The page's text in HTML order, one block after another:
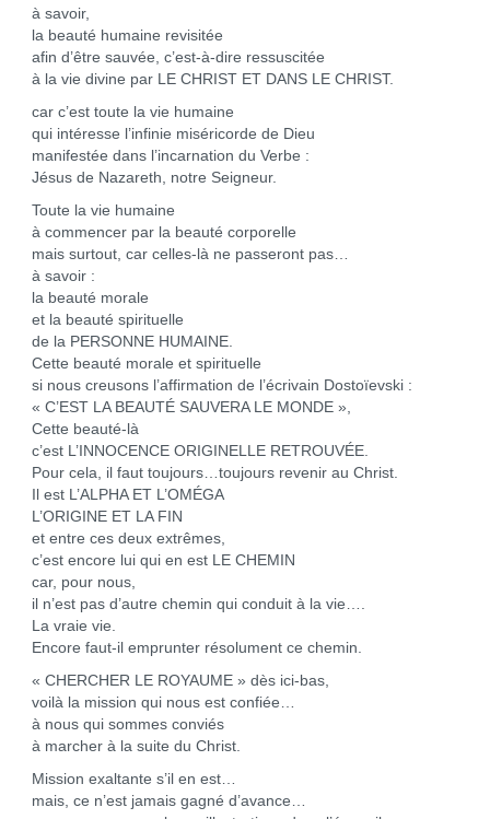
à savoir,
la beauté humaine revisitée
afin d’être sauvée, c’est-à-dire ressuscitée
à la vie divine par LE CHRIST ET DANS LE CHRIST.
car c’est toute la vie humaine
qui intéresse l’infinie miséricorde de Dieu
manifestée dans l’incarnation du Verbe :
Jésus de Nazareth, notre Seigneur.
Toute la vie humaine
à commencer par la beauté corporelle
mais surtout, car celles-là ne passeront pas…
à savoir :
la beauté morale
et la beauté spirituelle
de la PERSONNE HUMAINE.
Cette beauté morale et spirituelle
si nous creusons l’affirmation de l’écrivain Dostoïevski :
« C’EST LA BEAUTÉ SAUVERA LE MONDE »,
Cette beauté-là
c’est L’INNOCENCE ORIGINELLE RETROUVÉE.
Pour cela, il faut toujours…toujours revenir au Christ.
Il est L’ALPHA ET L’OMÉGA
L’ORIGINE ET LA FIN
et entre ces deux extrêmes,
c’est encore lui qui en est LE CHEMIN
car, pour nous,
il n’est pas d’autre chemin qui conduit à la vie….
La vraie vie.
Encore faut-il emprunter résolument ce chemin.
« CHERCHER LE ROYAUME » dès ici-bas,
voilà la mission qui nous est confiée…
à nous qui sommes conviés
à marcher à la suite du Christ.
Mission exaltante s’il en est…
mais, ce n’est jamais gagné d’avance…